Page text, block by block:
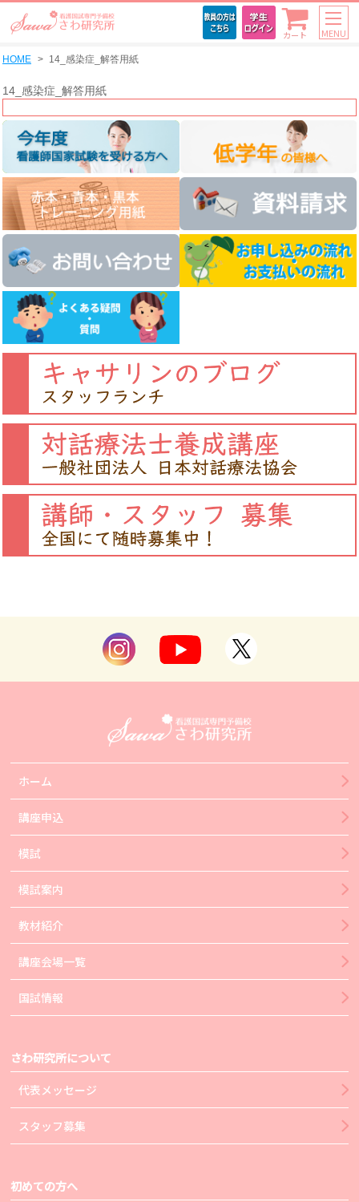
カート MENU
HOME 14_感染症_解答用紙
14_感染症_解答用紙
ホーム
講座申込
模試
模試案内
教材紹介
講座会場一覧
国試情報
さわ研究所について
代表メッセージ
スタッフ募集
初めての方へ